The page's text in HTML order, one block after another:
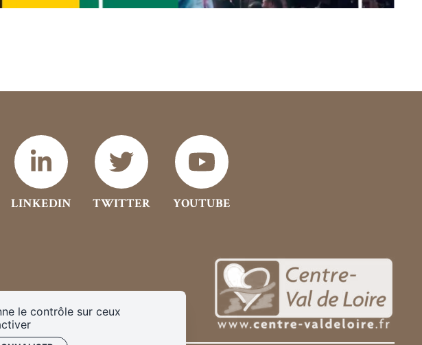
le contrôle sur ceux
LINKEDIN TWITTER YOUTUBE